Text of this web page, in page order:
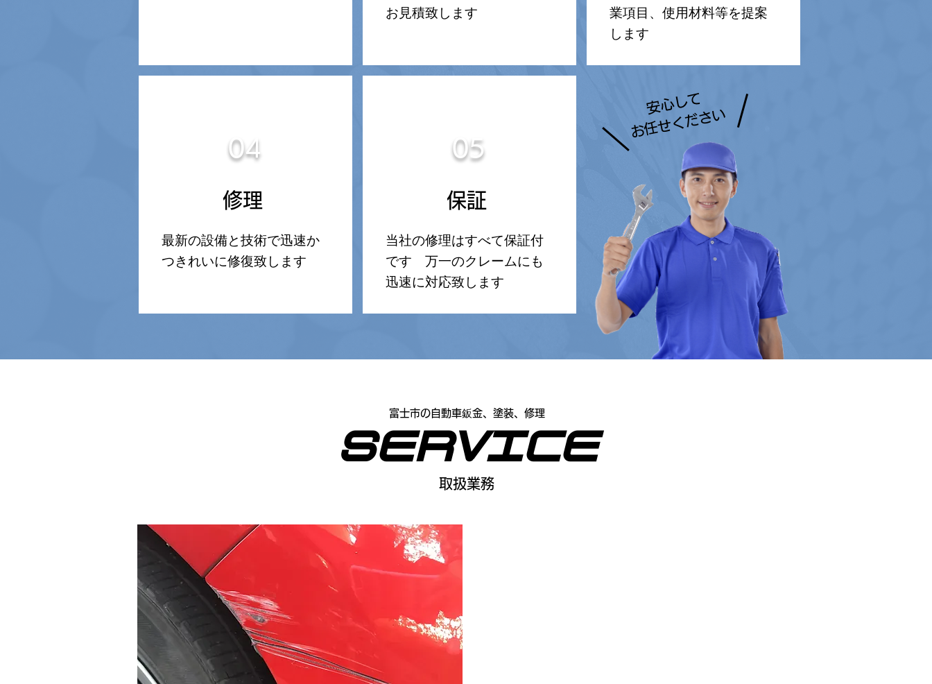
04
修理
最新の設備と技術で迅速か
つきれいに修復致します
お見積致します
05
保証
当社の修理はすべて保証付
です 万一のクレームにも
迅速に対応致します
業項目、使用材料等を提案
します
安心して
お任せください
富士市の自動車鈑金、塗装、修理
SERVICE
​取扱業務